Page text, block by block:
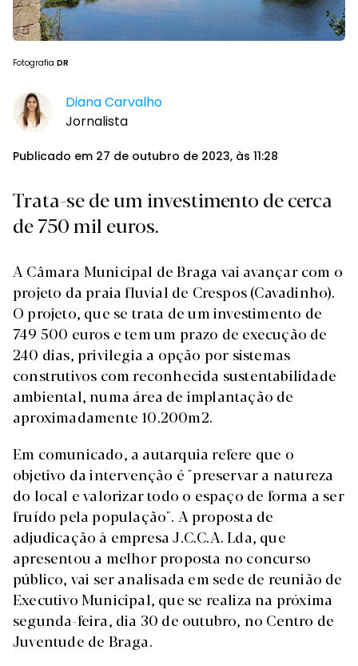
Fotografia DR
Diana Carvalho
Jornalista
Publicado em 27 de outubro de 2023, às 11:28
Trata-se de um investimento de cerca
de 750 mil euros.
A Câmara Municipal de Braga vai avançar com o
projeto da praia fluvial de Crespos (Cavadinho).
O projeto, que se trata de um investimento de
749 500 euros e tem um prazo de execução de
240 dias, privilegia a opção por sistemas
construtivos com reconhecida sustentabilidade
ambiental, numa área de implantação de
aproximadamente 10.200m2.
Em comunicado, a autarquia refere que o
objetivo da intervenção é "preservar a natureza
do local e valorizar todo o espaço de forma a ser
fruído pela população". A proposta de
adjudicação à empresa J.C.C.A. Lda, que
apresentou a melhor proposta no concurso
público, vai ser analisada em sede de reunião de
Executivo Municipal, que se realiza na próxima
segunda-feira, dia 30 de outubro, no Centro de
Juventude de Braga.